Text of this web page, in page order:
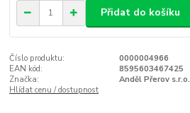
Přidat do košíku
Číslo produktu:
0000004966
EAN kód:
8595603467425
Značka:
Anděl Přerov s.r.o.
Hlídat cenu / dostupnost